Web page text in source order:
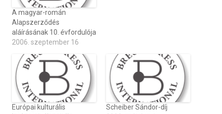
A magyar-román
Alapszerződés
aláírásának 10. évfordulója
2006. szeptember 16
Európai kulturális
Scheiber Sándor-díj